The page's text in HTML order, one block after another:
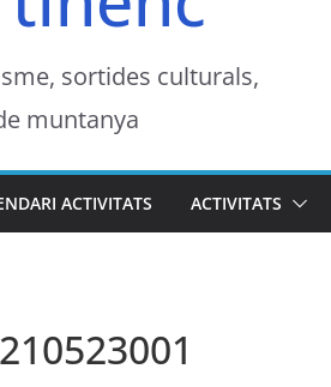
sortides culturals,
muntanya
ACTIVITATS ACTIVITATS